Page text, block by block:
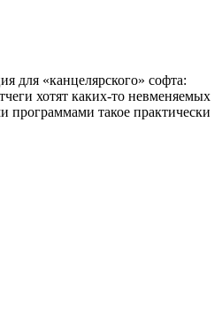
для «канцелярского» софта:
хотят каких-то невменяемых
такое практически